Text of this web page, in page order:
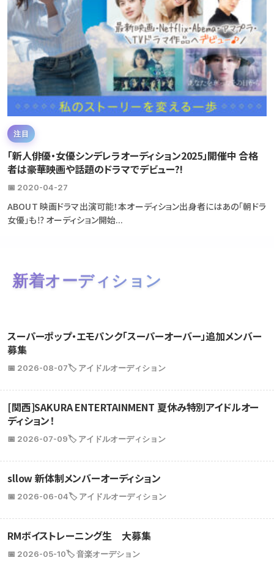
注目
「新人俳優・女優シンデレラオーディション2025」開催中 合格
者は豪華映画や話題のドラマでデビュー?!
📅 2020-04-27
ABOUT 映画ドラマ出演可能！本オーディション出身者にはあの「朝ドラ
女優」も⁉ オーディション開始...
新着オーディション
スーパーポップ・エモパンク「スーパーオーバー」追加メンバー
募集
📅 2026-08-07🏷️ アイドルオーディション
[関西]SAKURA ENTERTAINMENT 夏休み特別アイドルオー
ディション！
📅 2026-07-09🏷️ アイドルオーディション
sllow 新体制メンバーオーディション
📅 2026-06-04🏷️ アイドルオーディション
RMボイストレーニング生 大募集
📅 2026-05-10🏷️ 音楽オーデション